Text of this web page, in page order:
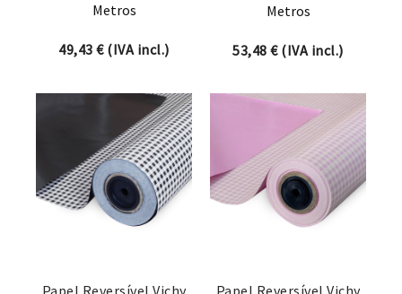
Metros
49,43€(IVA incl.)
Metros
53,48€(IVA incl.)